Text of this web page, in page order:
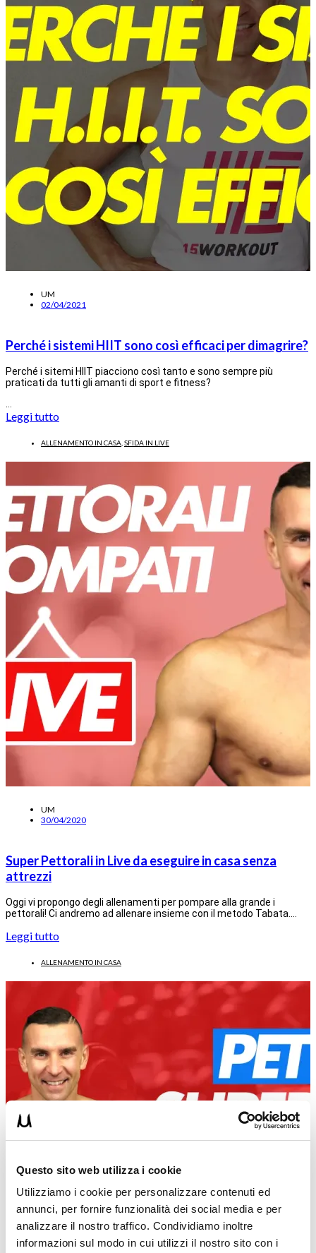
Questo sito web utilizza i cookie
Utilizziamo i cookie per personalizzare contenuti ed
annunci, per fornire funzionalità dei social media e per
analizzare il nostro traffico. Condividiamo inoltre
informazioni sul modo in cui utilizzi il nostro sito con i
UM
02/04/2021
Perché i sistemi HIIT sono così efficaci per dimagrire?
Perché i sitemi HIIT piacciono così tanto e sono sempre più
praticati da tutti gli amanti di sport e fitness?
Leggi tutto
ALLENAMENTO IN CASA SFIDA IN LIVE
UM
30/04/2020
Super Pettorali in Live da eseguire in casa senza
attrezzi
Oggi vi propongo degli allenamenti per pompare alla grande i
pettorali! Ci andremo ad allenare insieme con il metodo Tabata.…
Leggi tutto
ALLENAMENTO IN CASA